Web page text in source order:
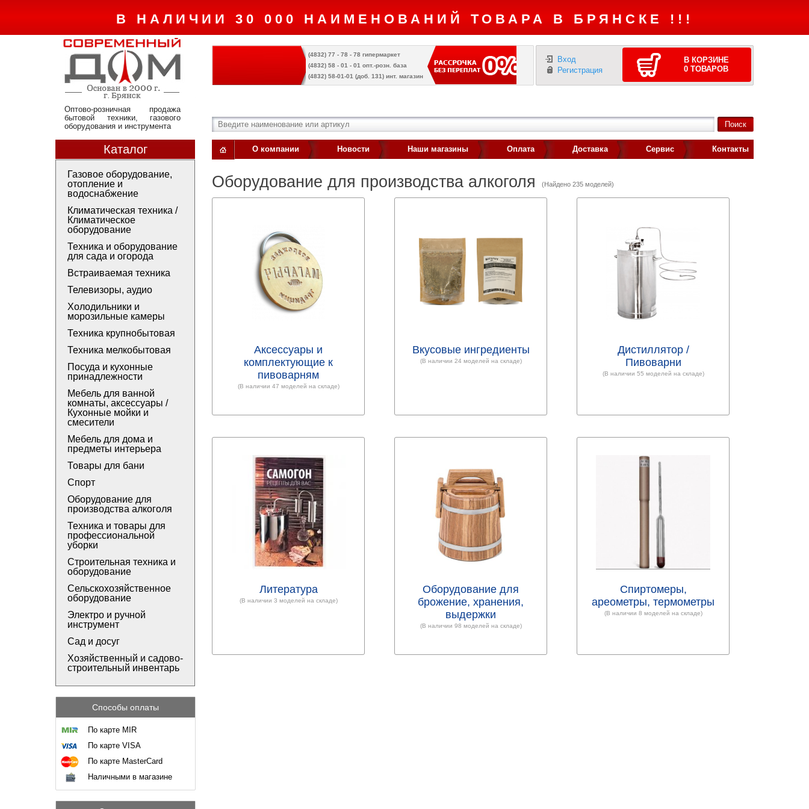
В НАЛИЧИИ 30 000 НАИМЕНОВАНИЙ ТОВАРА В БРЯНСКЕ !!!
Оптово-розничная продажа
бытовой техники, газового
оборудования и инструмента
(4832) 77 - 78 - 78 гипермаркет
(4832) 58 - 01 - 01 опт.-розн. база
(4832) 58-01-01 (доб. 131) инт. магазин
Вход
Регистрация
В КОРЗИНЕ
0 ТОВАРОВ
Каталог
Газовое оборудование,
отопление и
водоснабжение
Климатическая техника /
Климатическое
оборудование
Техника и оборудование
для сада и огорода
Встраиваемая техника
Телевизоры, аудио
Холодильники и
морозильные камеры
Техника крупнобытовая
Техника мелкобытовая
Посуда и кухонные
принадлежности
Мебель для ванной
комнаты, аксессуары /
Кухонные мойки и
смесители
Мебель для дома и
предметы интерьера
Товары для бани
Спорт
Оборудование для
производства алкоголя
Техника и товары для
профессиональной
уборки
Строительная техника и
оборудование
Сельскохозяйственное
оборудование
Электро и ручной
инструмент
Сад и досуг
Хозяйственный и садово-
строительный инвентарь
Способы оплаты
По карте MIR
По карте VISA
По карте MasterCard
Наличными в магазине
О компании Новости Наши магазины Оплата Доставка Сервис Контакты
Оборудование для производства алкоголя (Найдено 235 моделей)
Аксессуары и
комплектующие к
пивоварням
(В наличии 47 моделей на складе)
Вкусовые ингредиенты
(В наличии 24 моделей на складе)
Дистиллятор /
Пивоварни
(В наличии 55 моделей на складе)
Литература
(В наличии 3 моделей на складе)
Оборудование для
брожение, хранения,
выдержки
(В наличии 98 моделей на складе)
Спиртомеры,
ареометры, термометры
(В наличии 8 моделей на складе)